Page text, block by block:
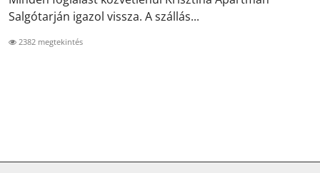
Salgótarján igazol vissza. A szállás...
2382 megtekintés